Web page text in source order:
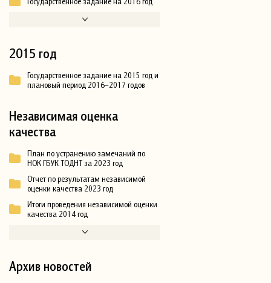
2015 год
Государственное задание на 2015 год и
плановый период 2016–2017 годов
Независимая оценка
качества
План по устранению замечаний по
НОК ГБУК ТОДНТ за 2023 год
Отчет по результатам независимой
оценки качества 2023 год
Итоги проведения независимой оценки
качества 2014 год
Архив новостей